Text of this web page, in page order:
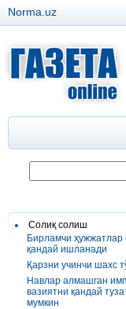
Norma.uz
Солиқ солиш
Бирламчи ҳужжатлар
қандай ишланади
Қарзни учинчи шахс
Навлар алмашган
вазиятни қандай
мумкин